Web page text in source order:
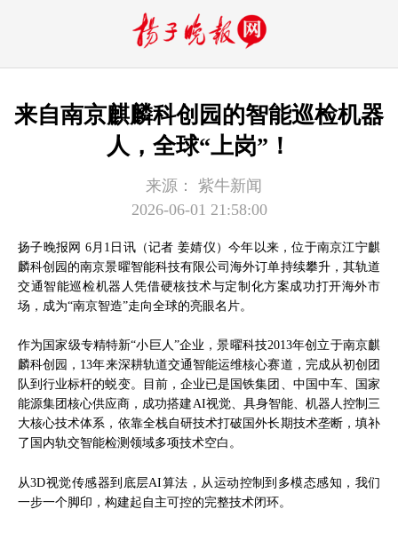
来自南京麒麟科创园的智能巡检机器
人，全球“上岗”！
来源：
紫牛新闻
2026-06-01 21:58:00
扬子晚报网 6月1日讯（记者 姜婧仪）今年以来，位于南京江宁麒
麟科创园的南京景曜智能科技有限公司海外订单持续攀升，其轨道
交通智能巡检机器人凭借硬核技术与定制化方案成功打开海外市
场，成为“南京智造”走向全球的亮眼名片。
作为国家级专精特新“小巨人”企业，景曜科技2013年创立于南京麒
麟科创园，13年来深耕轨道交通智能运维核心赛道，完成从初创团
队到行业标杆的蜕变。目前，企业已是国铁集团、中国中车、国家
能源集团核心供应商，成功搭建AI视觉、具身智能、机器人控制三
大核心技术体系，依靠全栈自研技术打破国外长期技术垄断，填补
了国内轨交智能检测领域多项技术空白。
从3D视觉传感器到底层AI算法，从运动控制到多模态感知，我们
一步一个脚印，构建起自主可控的完整技术闭环。